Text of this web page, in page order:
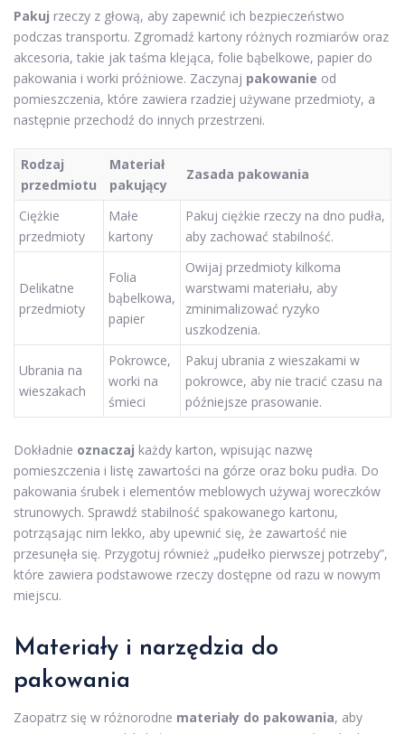
Pakuj rzeczy z głową, aby zapewnić ich bezpieczeństwo
podczas transportu. Zgromadź kartony różnych rozmiarów oraz
akcesoria, takie jak taśma klejąca, folie bąbelkowe, papier do
pakowania i worki próżniowe. Zaczynaj pakowanie od
pomieszczenia, które zawiera rzadziej używane przedmioty, a
następnie przechodź do innych przestrzeni.
Rodzaj
przedmiotu
Materiał
pakujący
Zasada pakowania
Ciężkie
przedmioty
Małe
kartony
Pakuj ciężkie rzeczy na dno pudła,
aby zachować stabilność.
Delikatne
przedmioty
Folia
bąbelkowa,
papier
Owijaj przedmioty kilkoma
warstwami materiału, aby
zminimalizować ryzyko
uszkodzenia.
Ubrania na
wieszakach
Pokrowce,
worki na
śmieci
Pakuj ubrania z wieszakami w
pokrowce, aby nie tracić czasu na
późniejsze prasowanie.
Dokładnie oznaczaj każdy karton, wpisując nazwę
pomieszczenia i listę zawartości na górze oraz boku pudła. Do
pakowania śrubek i elementów meblowych używaj woreczków
strunowych. Sprawdź stabilność spakowanego kartonu,
potrząsając nim lekko, aby upewnić się, że zawartość nie
przesunęła się. Przygotuj również „pudełko pierwszej potrzeby”,
które zawiera podstawowe rzeczy dostępne od razu w nowym
miejscu.
Materiały i narzędzia do
pakowania
Zaopatrz się w różnorodne materiały do pakowania, aby